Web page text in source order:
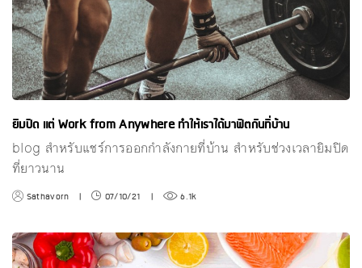
ยิมปิด แต่ Work from Anywhere ทำให้เราได้มาฟิตกันที่บ้าน
blog สำหรับแชร์การออกกำลังกายที่บ้าน สำหรับช่วงเวลายิมปิด
ที่ยาวนาน
Sathavorn | 07/10/21 | 6.1k